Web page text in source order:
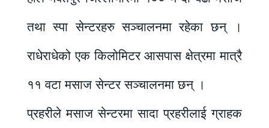
तथा स्पा सेन्टरहरु सञ्चालनमा रहेका छन् ।
राधेराधेको एक किलोमिटर आसपास क्षेत्रमा मात्रै
११ वटा मसाज सेन्टर सञ्चालनमा छन् ।
प्रहरीले मसाज सेन्टरमा सादा प्रहरीलाई ग्राहक